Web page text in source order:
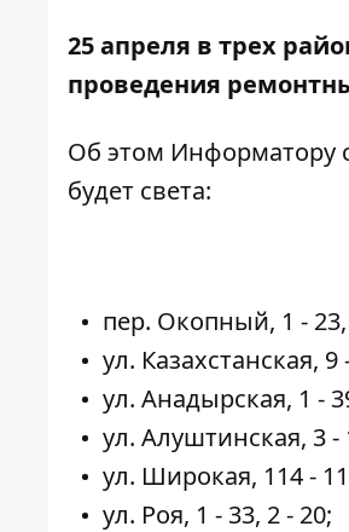
25 апреля в трех
проведения
Об этом Информатору
будет света:
пер. Окопный, 1 - 23,
ул. Казахстанская, 9
ул. Анадырская, 1 -
ул. Алуштинская, 3 -
ул. Широкая, 114 -
ул. Роя, 1 - 33, 2 - 20;